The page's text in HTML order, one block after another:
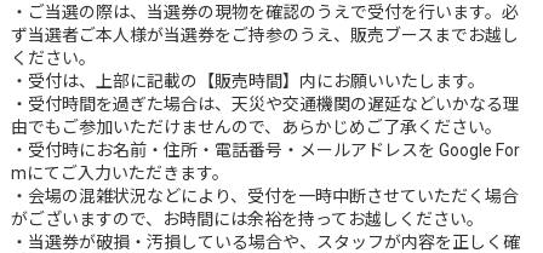
・ご当選の際は、当選券の現物を確認のうえで受付を行います。必
ず当選者ご本人様が当選券をご持参のうえ、販売ブースまでお越し
ください。
・受付は、上部に記載の【販売時間】内にお願いいたします。
・受付時間を過ぎた場合は、天災や交通機関の遅延などいかなる理
由でもご参加いただけませんので、あらかじめご了承ください。
・受付時にお名前・住所・電話番号・メールアドレスを Google For
mにてご入力いただきます。
・会場の混雑状況などにより、受付を一時中断させていただく場合
がございますので、お時間には余裕を持ってお越しください。
・当選券が破損・汚損している場合や、スタッフが内容を正しく確